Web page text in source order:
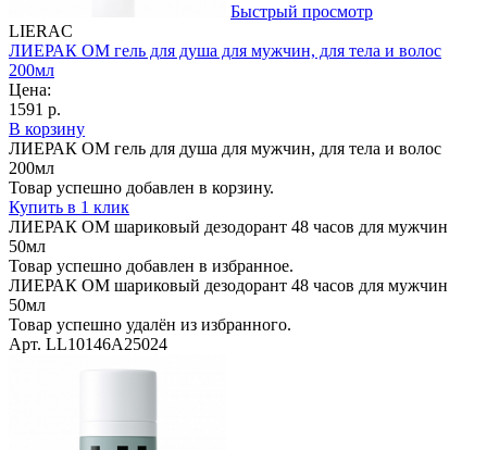
Быстрый просмотр
LIERAC
ЛИЕРАК ОМ гель для душа для мужчин, для тела и волос
200мл
Цена:
1591 р.
В корзину
ЛИЕРАК ОМ гель для душа для мужчин, для тела и волос
200мл
Товар успешно добавлен в корзину.
Купить в 1 клик
ЛИЕРАК ОМ шариковый дезодорант 48 часов для мужчин
50мл
Товар успешно добавлен в избранное.
ЛИЕРАК ОМ шариковый дезодорант 48 часов для мужчин
50мл
Товар успешно удалён из избранного.
Арт. LL10146A25024